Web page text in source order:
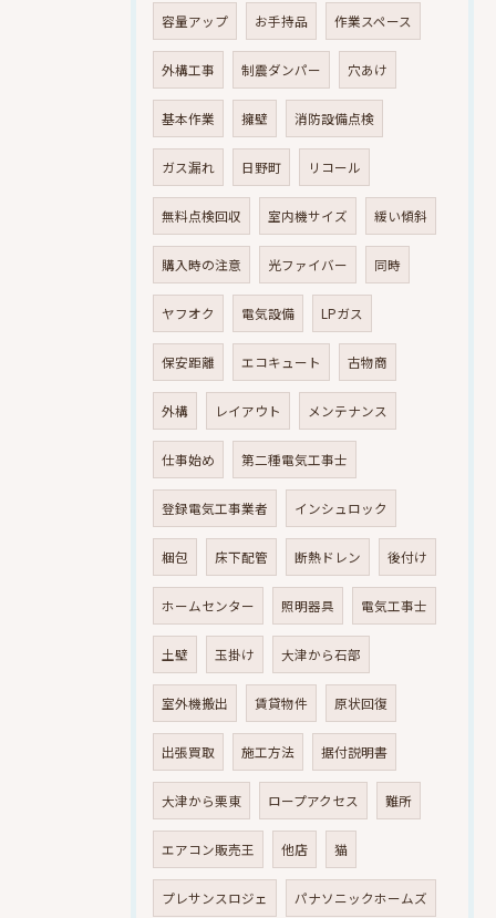
容量アップ お手持品 作業スペース
外構工事 制震ダンパー 穴あけ
基本作業 擁壁 消防設備点検
ガス漏れ 日野町 リコール
無料点検回収 室内機サイズ 緩い傾斜
購入時の注意 光ファイバー 同時
ヤフオク 電気設備 LPガス
保安距離 エコキュート 古物商
外構 レイアウト メンテナンス
仕事始め 第二種電気工事士
登録電気工事業者 インシュロック
梱包 床下配管 断熱ドレン 後付け
ホームセンター 照明器具 電気工事士
土壁 玉掛け 大津から石部
室外機搬出 賃貸物件 原状回復
出張買取 施工方法 据付説明書
大津から栗東 ロープアクセス 難所
エアコン販売王 他店 猫
プレサンスロジェ パナソニックホームズ